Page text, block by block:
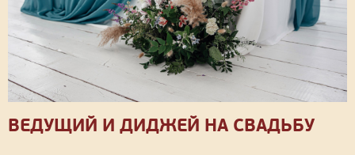
ВЕДУЩИЙ И ДИДЖЕЙ НА СВАДЬБУ